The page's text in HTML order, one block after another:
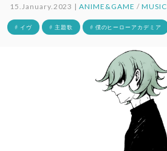
15.January.2023 |ANIME&GAME / MUSIC
# イヴ # 主題歌 # 僕のヒーローアカデミア